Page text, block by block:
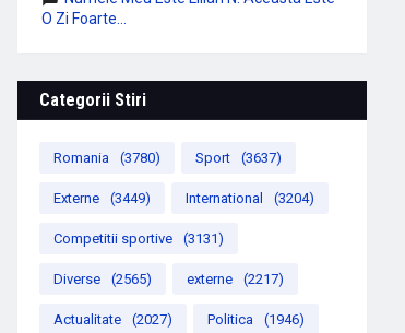
O Zi Foarte...
Categorii Stiri
Romania (3780) Sport (3637)
Externe (3449) International (3204)
Competitii sportive (3131)
Diverse (2565) externe (2217)
Actualitate (2027) Politica (1946)